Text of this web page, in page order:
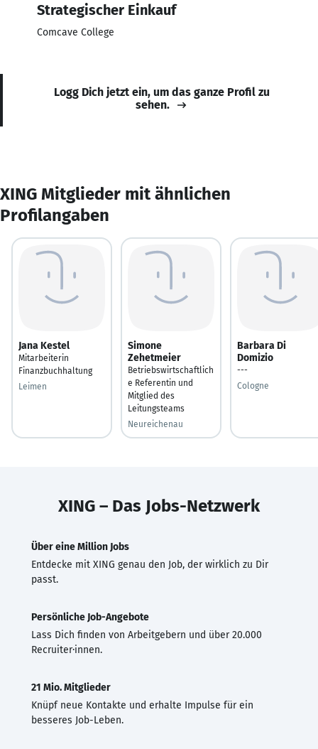
Strategischer Einkauf
Comcave College
Logg Dich jetzt ein, um das ganze Profil zu
sehen.
XING Mitglieder mit ähnlichen
Profilangaben
Jana Kestel
Mitarbeiterin
Finanzbuchhaltung
Leimen
Simone
Zehetmeier
Betriebswirtschaftlich
e Referentin und
Mitglied des
Leitungsteams
Neureichenau
Barbara Di
Domizio
---
Cologne
XING – Das Jobs-Netzwerk
Über eine Million Jobs
Entdecke mit XING genau den Job, der wirklich zu Dir
passt.
Persönliche Job-Angebote
Lass Dich finden von Arbeitgebern und über 20.000
Recruiter·innen.
21 Mio. Mitglieder
Knüpf neue Kontakte und erhalte Impulse für ein
besseres Job-Leben.